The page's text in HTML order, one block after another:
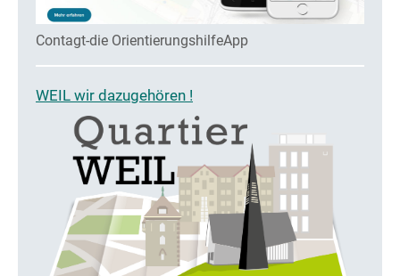
Contagt-die OrientierungshilfeApp
WEIL wir dazugehören !